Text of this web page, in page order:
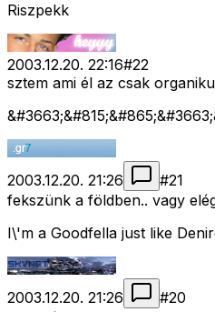
Riszpekk
2003.12.20. 22:16#22
sztem ami él az csak
2003.12.20. 21:26 #21
fekszünk a földben.. vagy
I\'m a Goodfella just like
2003.12.20. 21:26 #20